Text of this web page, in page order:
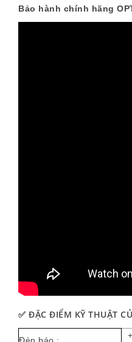
Bảo hành chính hãng
✅ ĐẶC ĐIỂM KỸ THUẬT
+